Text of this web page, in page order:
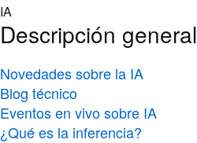
Skip
to
content
IA
Descripción general
Novedades sobre la IA
Blog técnico
Eventos en vivo sobre IA
¿Qué es la inferencia?